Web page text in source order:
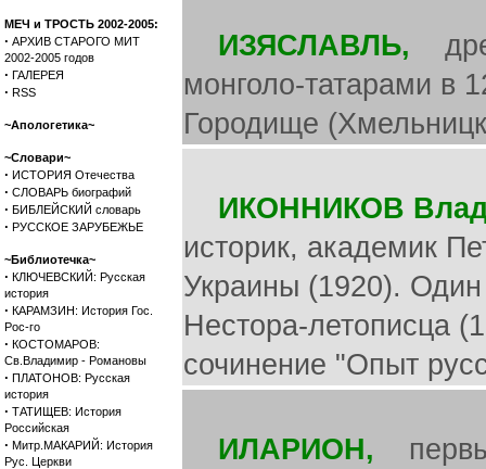
МЕЧ и ТРОСТЬ 2002-2005:
· АРХИВ СТАРОГО МИТ
2002-2005 годов
· ГАЛЕРЕЯ
· RSS
~Апологетика~
~Словари~
· ИСТОРИЯ Отечества
· СЛОВАРЬ биографий
· БИБЛЕЙСКИЙ словарь
· РУССКОЕ ЗАРУБЕЖЬЕ
~Библиотечка~
· КЛЮЧЕВСКИЙ: Русская
история
· КАРАМЗИН: История Гос.
Рос-го
· КОСТОМАРОВ:
Св.Владимир - Романовы
· ПЛАТОНОВ: Русская
история
· ТАТИЩЕВ: История
Российская
· Митр.МАКАРИЙ: История
Рус. Церкви
ИЗЯСЛАВЛЬ,
монголо-татарами в
Городище
ИКОННИКОВ
историк, академик
Украины (1920). Один
Нестора-летописца
сочинение "Опыт
ИЛАРИОН,